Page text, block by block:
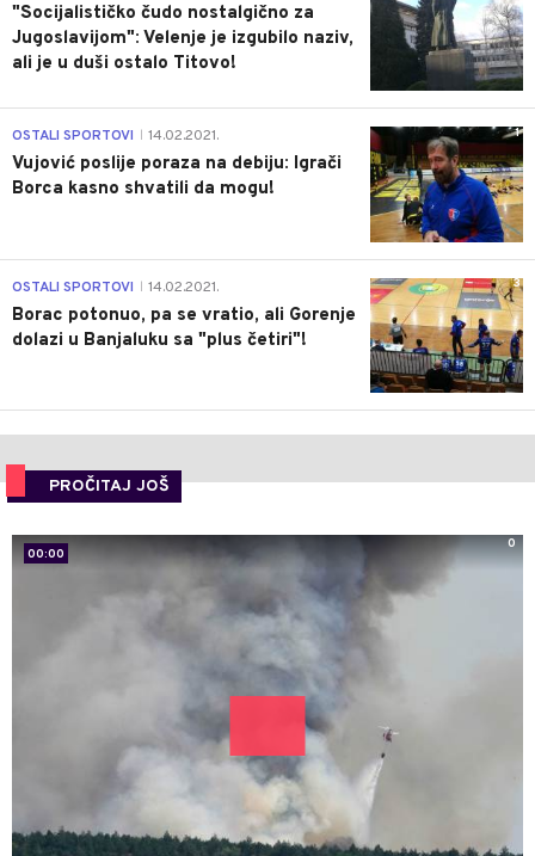
"Socijalističko čudo nostalgično za
Jugoslavijom": Velenje je izgubilo naziv,
ali je u duši ostalo Titovo!
1
OSTALI SPORTOVI 14.02.2021.
Vujović poslije poraza na debiju: Igrači
Borca kasno shvatili da mogu!
3
OSTALI SPORTOVI 14.02.2021.
Borac potonuo, pa se vratio, ali Gorenje
dolazi u Banjaluku sa "plus četiri"!
PROČITAJ JOŠ
00:00
0